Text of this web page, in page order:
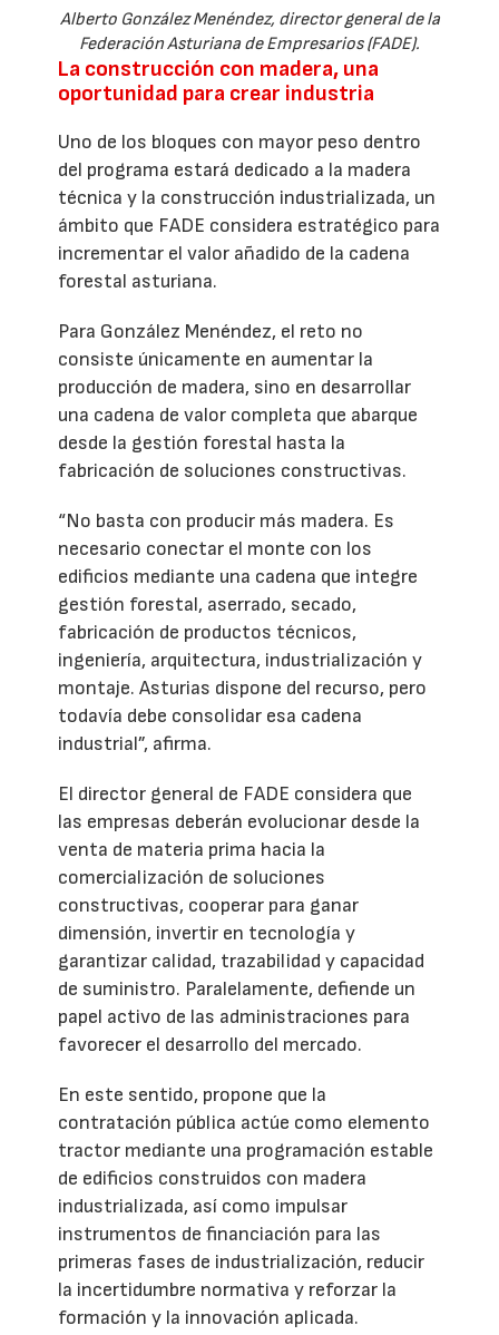
Alberto González Menéndez, director general de la
Federación Asturiana de Empresarios (FADE).
La construcción con madera, una
oportunidad para crear industria
Uno de los bloques con mayor peso dentro
del programa estará dedicado a la madera
técnica y la construcción industrializada, un
ámbito que FADE considera estratégico para
incrementar el valor añadido de la cadena
forestal asturiana.
Para González Menéndez, el reto no
consiste únicamente en aumentar la
producción de madera, sino en desarrollar
una cadena de valor completa que abarque
desde la gestión forestal hasta la
fabricación de soluciones constructivas.
“No basta con producir más madera. Es
necesario conectar el monte con los
edificios mediante una cadena que integre
gestión forestal, aserrado, secado,
fabricación de productos técnicos,
ingeniería, arquitectura, industrialización y
montaje. Asturias dispone del recurso, pero
todavía debe consolidar esa cadena
industrial”, afirma.
El director general de FADE considera que
las empresas deberán evolucionar desde la
venta de materia prima hacia la
comercialización de soluciones
constructivas, cooperar para ganar
dimensión, invertir en tecnología y
garantizar calidad, trazabilidad y capacidad
de suministro. Paralelamente, defiende un
papel activo de las administraciones para
favorecer el desarrollo del mercado.
En este sentido, propone que la
contratación pública actúe como elemento
tractor mediante una programación estable
de edificios construidos con madera
industrializada, así como impulsar
instrumentos de financiación para las
primeras fases de industrialización, reducir
la incertidumbre normativa y reforzar la
formación y la innovación aplicada.